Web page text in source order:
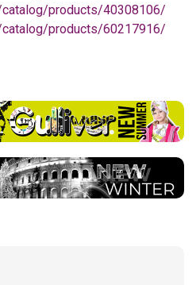
products/40308106/
products/60217916/